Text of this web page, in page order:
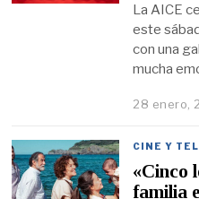
La AICE
este
con una
mucha
28 enero,
CINE Y
«Cinco
familia